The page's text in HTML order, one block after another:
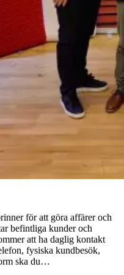
för att göra affärer och
befintliga kunder och
att ha daglig kontakt
fysiska kundbesök,
ska du…